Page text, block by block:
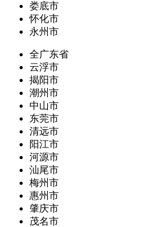
娄底市
怀化市
永州市
全广东省
云浮市
揭阳市
潮州市
中山市
东莞市
清远市
阳江市
河源市
汕尾市
梅州市
惠州市
肇庆市
茂名市